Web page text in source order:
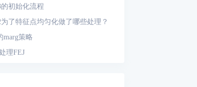
初始化流程
了特征点均匀化做了哪些处理？
marg策略
理FEJ
如何处理